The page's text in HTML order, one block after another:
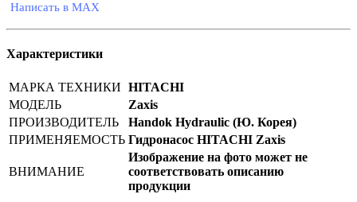
Написать в MAX
Характеристики
МАРКА ТЕХНИКИ HITACHI
МОДЕЛЬ
Zaxis
ПРОИЗВОДИТЕЛЬ
Handok Hydraulic (Ю. Корея)
ПРИМЕНЯЕМОСТЬ Гидронасос HITACHI Zaxis
ВНИМАНИЕ
Изображение на фото может не
соответствовать описанию
продукции